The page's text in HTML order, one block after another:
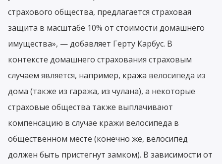
страхового общества, предлагается страховая
защита в масштабе 10% от стоимости домашнего
имущества», — добавляет Герту Карбус. В
контексте домашнего страхования страховым
случаем является, например, кража велосипеда из
дома (также из гаража, из чулана), а некоторые
страховые общества также выплачивают
компенсацию в случае кражи велосипеда в
общественном месте (конечно же, велосипед
должен быть пристегнут замком). В зависимости от